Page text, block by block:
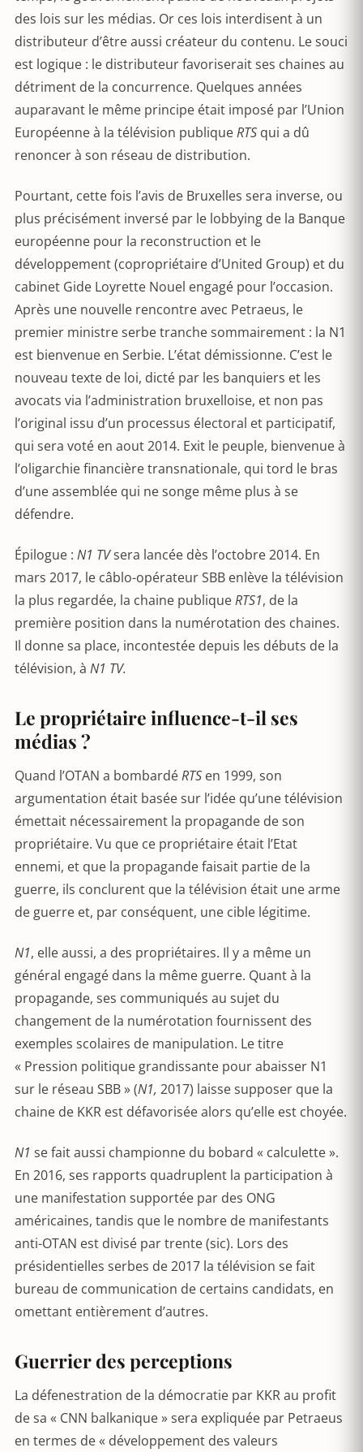
des lois sur les médias. Or ces lois interdisent à un
distributeur d’être aussi créateur du contenu. Le souci
est logique : le distributeur favoriserait ses chaines au
détriment de la concurrence. Quelques années
auparavant le même principe était imposé par l’Union
Européenne à la télévision publiqueRTS qui a dû
renoncer à son réseau de distribution.
Pourtant, cette fois l’avis de Bruxelles sera inverse, ou
plus précisément inversé par le lobbying de la Banque
européenne pour la reconstruction et le
développement (copropriétaire d’United Group) et du
cabinet Gide Loyrette Nouel engagé pour l’occasion.
Après une nouvelle rencontre avec Petraeus, le
premier ministre serbe tranche sommairement : la N1
est bienvenue en Serbie. L’état démissionne. C’est le
nouveau texte de loi, dicté par les banquiers et les
avocats via l’administration bruxelloise, et non pas
l’original issu d’un processus électoral et participatif,
qui sera voté en aout 2014. Exit le peuple, bienvenue à
l’oligarchie financière transnationale, qui tord le bras
d’une assemblée qui ne songe même plus à se
défendre.
Épilogue : N1 TVsera lancée dès l’octobre 2014. En
mars 2017, le câblo-opérateur SBB enlève la télévision
la plus regardée, la chaine publiqueRTS1, de la
première position dans la numérotation des chaines.
Il donne sa place, incontestée depuis les débuts de la
télévision, à N1 TV.
Le propriétaire influence-t-il ses
médias ?
Quand l’OTAN a bombardéRTS en 1999, son
argumentation était basée sur l’idée qu’une télévision
émettait nécessairement la propagande de son
propriétaire. Vu que ce propriétaire était l’Etat
ennemi, et que la propagande faisait partie de la
guerre, ils conclurent que la télévision était une arme
de guerre et, par conséquent, une cible légitime.
N1, elle aussi, a des propriétaires. Il y a même un
général engagé dans la même guerre. Quant à la
propagande, ses communiqués au sujet du
changement de la numérotation fournissent des
exemples scolaires de manipulation. Le titre
« Pression politique grandissante pour abaisser N1
sur le réseau SBB » (N1, 2017) laisse supposer que la
chaine de KKR est défavorisée alors qu’elle est choyée.
N1 se fait aussi championne du bobard « calculette ».
En 2016, ses rapports quadruplent la participation à
une manifestation supportée par des ONG
américaines, tandis que le nombre de manifestants
anti-OTAN est divisé par trente (sic). Lors des
présidentielles serbes de 2017 la télévision se fait
bureau de communication de certains candidats, en
omettant entièrement d’autres.
Guerrier des perceptions
La défenestration de la démocratie par KKR au profit
de sa « CNN balkanique » sera expliquée par Petraeus
en termes de « développement des valeurs